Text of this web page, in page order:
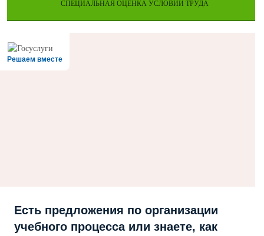
СПЕЦИАЛЬНАЯ ОЦЕНКА УСЛОВИЙ ТРУДА
Решаем вместе
Есть предложения по организации
учебного процесса или знаете, как